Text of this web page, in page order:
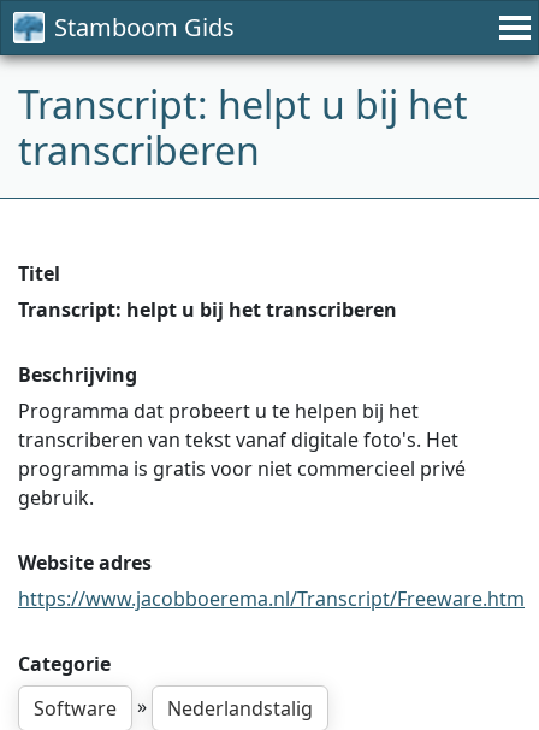
Stamboom Gids
Transcript: helpt u bij het
transcriberen
Titel
Transcript: helpt u bij het transcriberen
Beschrijving
Programma dat probeert u te helpen bij het
transcriberen van tekst vanaf digitale foto's. Het
programma is gratis voor niet commercieel privé
gebruik.
Website adres
https://www.jacobboerema.nl/Transcript/Freeware.htm
Categorie
Software
» Nederlandstalig